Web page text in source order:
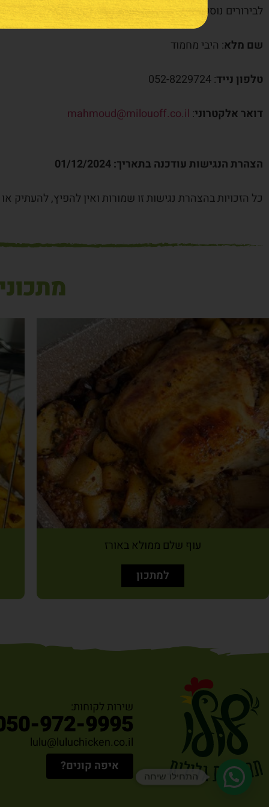
לבירורים נוספים, שאלות או בקשות מיוחדות בנושא נגישות
שם מלא: היבי מחמוד
טלפון נייד: 052-8229724
דואר אלקטרוני:
mahmoud@milouoff.co.il
הצהרת הנגישות עודכנה בתאריך: 01/12/2024
כל הזכויות בהצהרת נגישות זו שמורות ואין להפיץ, להעתיק
עוף שלם ממולא באורז
למתכון
שירות לקוחות:
972-9995
lulu@luluchicken.co.il
איפה קונים?
התחילו שיחה